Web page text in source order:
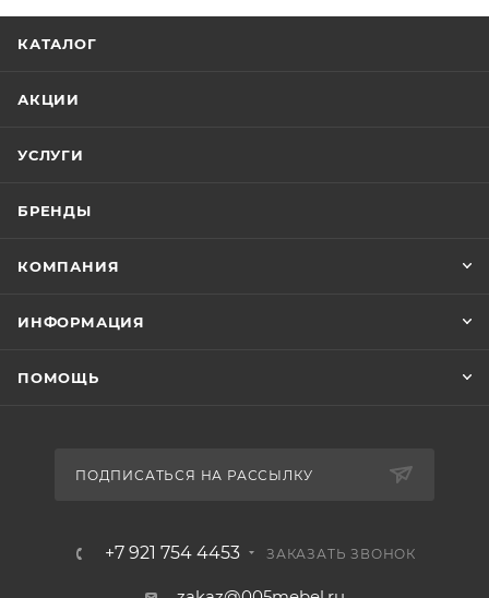
КАТАЛОГ
АКЦИИ
УСЛУГИ
БРЕНДЫ
КОМПАНИЯ
ИНФОРМАЦИЯ
ПОМОЩЬ
ПОДПИСАТЬСЯ НА РАССЫЛКУ
+7 921 754 4453 ЗАКАЗАТЬ ЗВОНОК